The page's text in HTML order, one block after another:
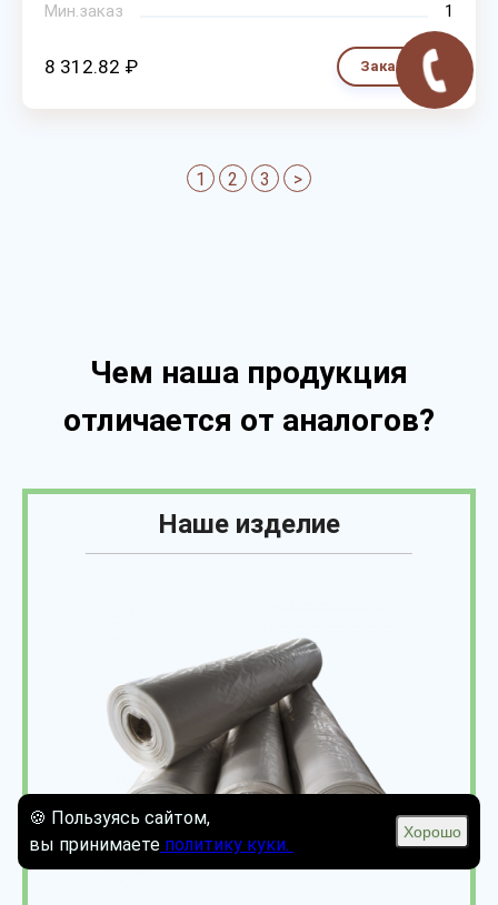
Мин.заказ
1
8 312.82 ₽ Заказать
1 2 3 >
Чем наша продукция
отличается от аналогов?
Наше изделие
🍪 Пользуясь сайтом,
вы принимаете политику куки.
Хорошо